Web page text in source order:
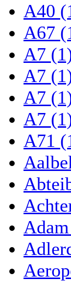
A40
A67
A7
A7
A7
A7
A71